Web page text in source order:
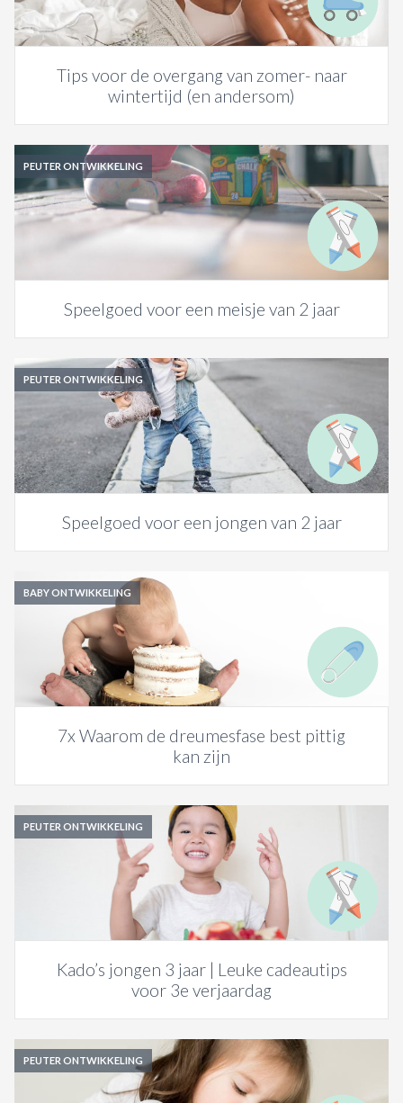
Tips voor de overgang van zomer- naar
wintertijd (en andersom)
PEUTER ONTWIKKELING
Speelgoed voor een meisje van 2 jaar
PEUTER ONTWIKKELING
Speelgoed voor een jongen van 2 jaar
BABY ONTWIKKELING
7x Waarom de dreumesfase best pittig
kan zijn
PEUTER ONTWIKKELING
Kado’s jongen 3 jaar | Leuke cadeautips
voor 3e verjaardag
PEUTER ONTWIKKELING